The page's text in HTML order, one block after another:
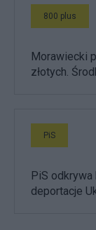
800 plus
Morawiecki
złotych.
PiS
PiS odkrywa
deportacje